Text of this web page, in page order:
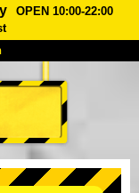
OPEN 10:00-22:00
Prijzen